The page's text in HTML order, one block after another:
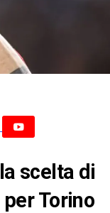
scelta di
Torino